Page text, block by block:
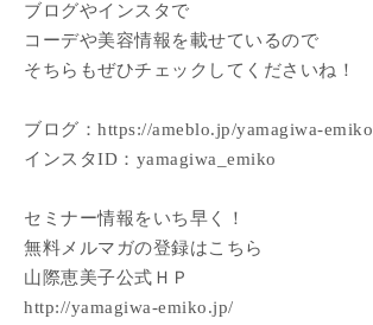
ブログやインスタで
コーデや美容情報を載せているので
そちらもぜひチェックしてくださいね！
ブログ：https://ameblo.jp/yamagiwa-emiko
インスタID：yamagiwa_emiko
セミナー情報をいち早く！
無料メルマガの登録はこちら
山際恵美子公式ＨＰ
http://yamagiwa-emiko.jp/